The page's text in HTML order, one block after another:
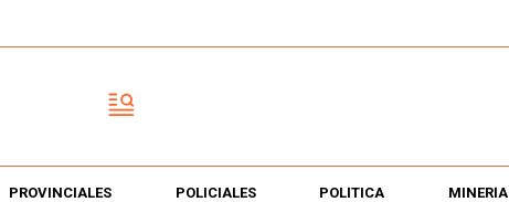
PROVINCIALES POLICIALES POLÍTICA MINERÍA